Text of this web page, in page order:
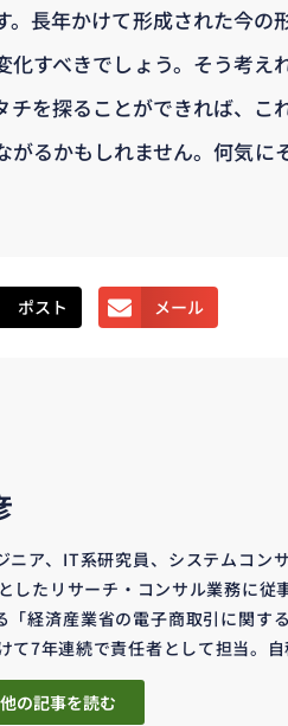
長年かけて形成された今の
すべきでしょう。そう考え
を探ることができれば、こ
るかもしれません。何気に
ポスト メール
ニア、IT系研究員、システムコン
したリサーチ・コンサル業務に従
「経済産業省の電子商取引に関す
て7年連続で責任者として担当。
の記事を読む